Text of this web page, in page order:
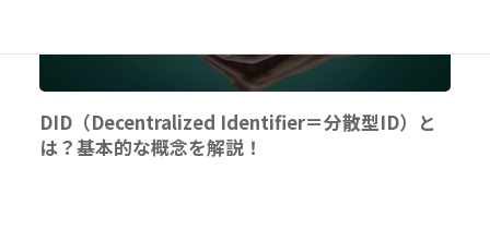
DID（Decentralized Identifier＝分散型ID）と
は？基本的な概念を解説！